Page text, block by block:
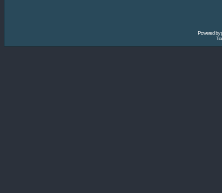
Powered by